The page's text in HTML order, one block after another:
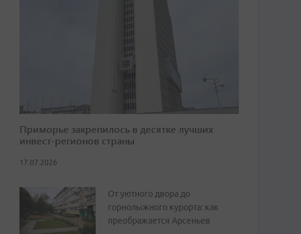
Приморье закрепилось в десятке лучших
инвест-регионов страны
17.07.2026
От уютного двора до
горнолыжного курорта: как
преображается Арсеньев